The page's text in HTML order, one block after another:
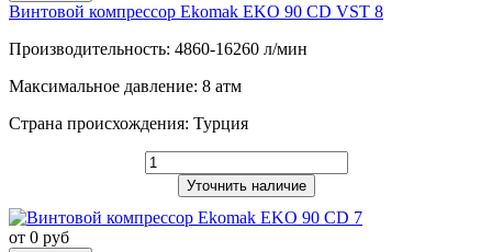
Винтовой компрессор Ekomak EKO 90 CD VST 8
Производительность: 4860-16260 л/мин
Максимальное давление: 8 атм
Страна происхождения: Турция
Уточнить наличие
от 0 руб